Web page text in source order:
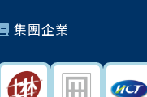
集團企業